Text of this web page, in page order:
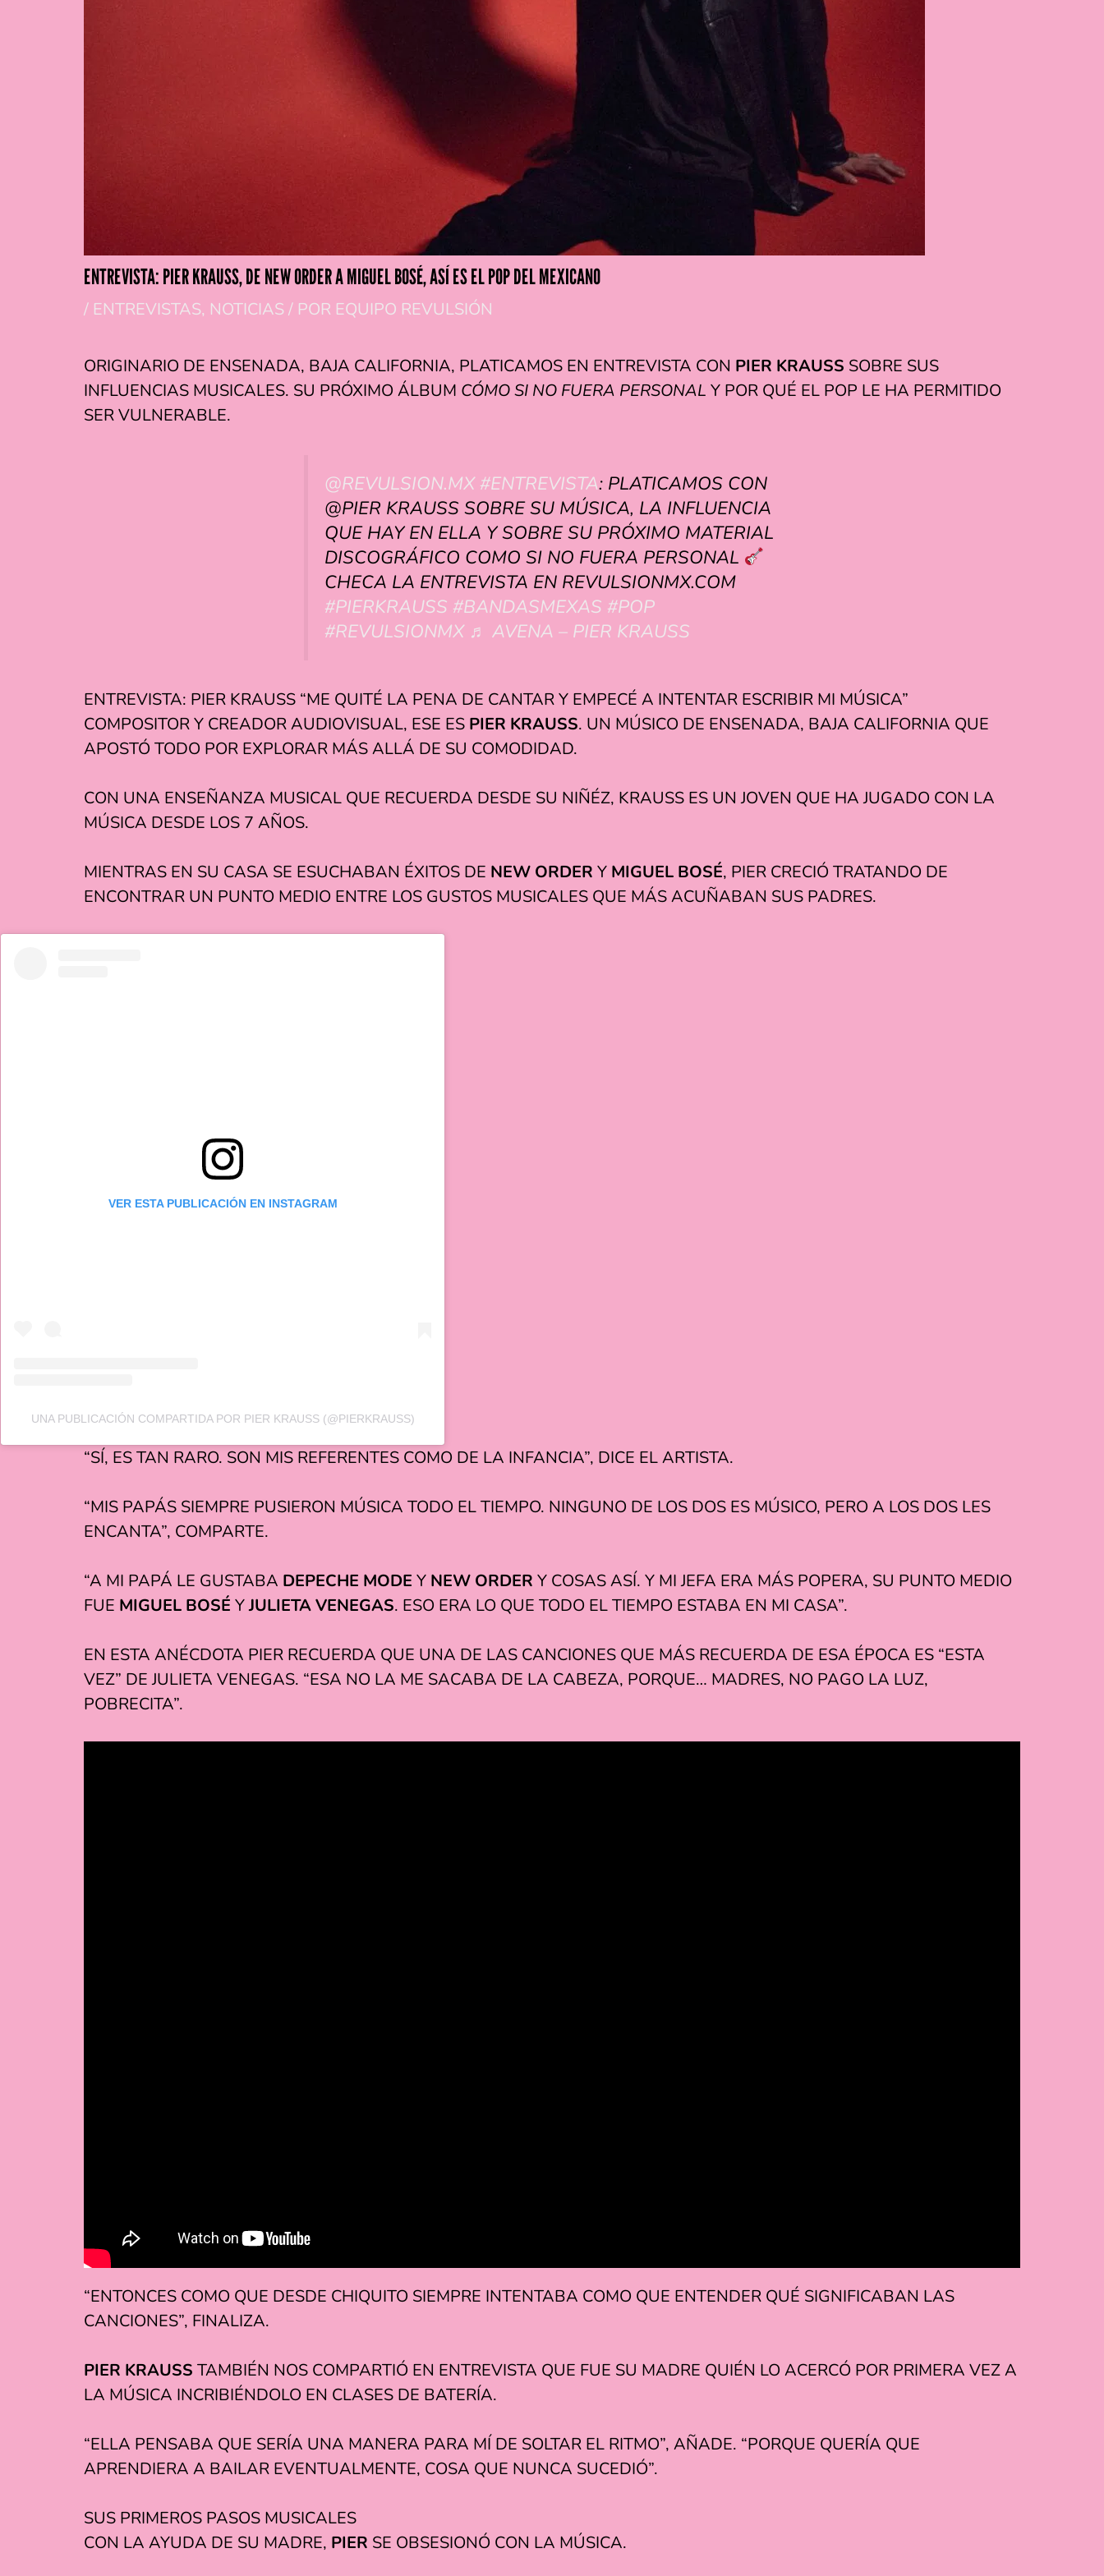
ENTREVISTA: PIER KRAUSS, DE NEW ORDER A MIGUEL BOSÉ, ASÍ ES EL POP DEL MEXICANO
/ ENTREVISTAS, NOTICIAS/ POR EQUIPO REVULSIÓN
ORIGINARIO DE ENSENADA, BAJA CALIFORNIA, PLATICAMOS EN ENTREVISTA CON PIER KRAUSS SOBRE SUS
INFLUENCIAS MUSICALES. SU PRÓXIMO ÁLBUM CÓMO SI NO FUERA PERSONAL Y POR QUÉ EL POP LE HA PERMITIDO
SER VULNERABLE.
@REVULSION.MX #ENTREVISTA: PLATICAMOS CON
@PIER KRAUSS SOBRE SU MÚSICA, LA INFLUENCIA
QUE HAY EN ELLA Y SOBRE SU PRÓXIMO MATERIAL
DISCOGRÁFICO COMO SI NO FUERA PERSONAL
CHECA LA ENTREVISTA EN REVULSIONMX.COM
#PIERKRAUSS #BANDASMEXAS #POP
#REVULSIONMX ♬ AVENA – PIER KRAUSS
ENTREVISTA: PIER KRAUSS “ME QUITÉ LA PENA DE CANTAR Y EMPECÉ A INTENTAR ESCRIBIR MI MÚSICA”
COMPOSITOR Y CREADOR AUDIOVISUAL, ESE ES PIER KRAUSS. UN MÚSICO DE ENSENADA, BAJA CALIFORNIA QUE
APOSTÓ TODO POR EXPLORAR MÁS ALLÁ DE SU COMODIDAD.
CON UNA ENSEÑANZA MUSICAL QUE RECUERDA DESDE SU NIÑÉZ, KRAUSS ES UN JOVEN QUE HA JUGADO CON LA
MÚSICA DESDE LOS 7 AÑOS.
MIENTRAS EN SU CASA SE ESUCHABAN ÉXITOS DE NEW ORDER Y MIGUEL BOSÉ, PIER CRECIÓ TRATANDO DE
ENCONTRAR UN PUNTO MEDIO ENTRE LOS GUSTOS MUSICALES QUE MÁS ACUÑABAN SUS PADRES.
VER ESTA PUBLICACIÓN EN INSTAGRAM
UNA PUBLICACIÓN COMPARTIDA POR PIER KRAUSS (@PIERKRAUSS)
“SÍ, ES TAN RARO. SON MIS REFERENTES COMO DE LA INFANCIA”, DICE EL ARTISTA.
“MIS PAPÁS SIEMPRE PUSIERON MÚSICA TODO EL TIEMPO. NINGUNO DE LOS DOS ES MÚSICO, PERO A LOS DOS LES
ENCANTA”, COMPARTE.
“A MI PAPÁ LE GUSTABA DEPECHE MODE Y NEW ORDER Y COSAS ASÍ. Y MI JEFA ERA MÁS POPERA, SU PUNTO MEDIO
FUE MIGUEL BOSÉ YJULIETA VENEGAS. ESO ERA LO QUE TODO EL TIEMPO ESTABA EN MI CASA”.
EN ESTA ANÉCDOTA PIER RECUERDA QUE UNA DE LAS CANCIONES QUE MÁS RECUERDA DE ESA ÉPOCA ES “ESTA
VEZ” DE JULIETA VENEGAS. “ESA NO LA ME SACABA DE LA CABEZA, PORQUE… MADRES, NO PAGO LA LUZ,
POBRECITA”.
“ENTONCES COMO QUE DESDE CHIQUITO SIEMPRE INTENTABA COMO QUE ENTENDER QUÉ SIGNIFICABAN LAS
CANCIONES”, FINALIZA.
PIER KRAUSS TAMBIÉN NOS COMPARTIÓ EN ENTREVISTA QUE FUE SU MADRE QUIÉN LO ACERCÓ POR PRIMERA VEZ A
LA MÚSICA INCRIBIÉNDOLO EN CLASES DE BATERÍA.
“ELLA PENSABA QUE SERÍA UNA MANERA PARA MÍ DE SOLTAR EL RITMO”, AÑADE. “PORQUE QUERÍA QUE
APRENDIERA A BAILAR EVENTUALMENTE, COSA QUE NUNCA SUCEDIÓ”.
SUS PRIMEROS PASOS MUSICALES
CON LA AYUDA DE SU MADRE, PIER SE OBSESIONÓ CON LA MÚSICA.